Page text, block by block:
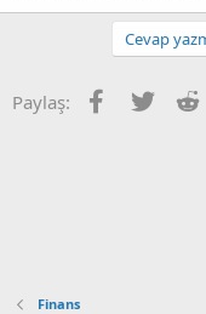
Cevap
Paylaş: Facebook
Twitter
Finans